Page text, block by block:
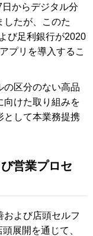
からデジタル分
したが、このた
び足利銀行が2020
プリを導入するこ
の区分のない高品
向けた取り組みを
として本業務提携
営業プロセ
および店頭セルフ
展開を通じて、